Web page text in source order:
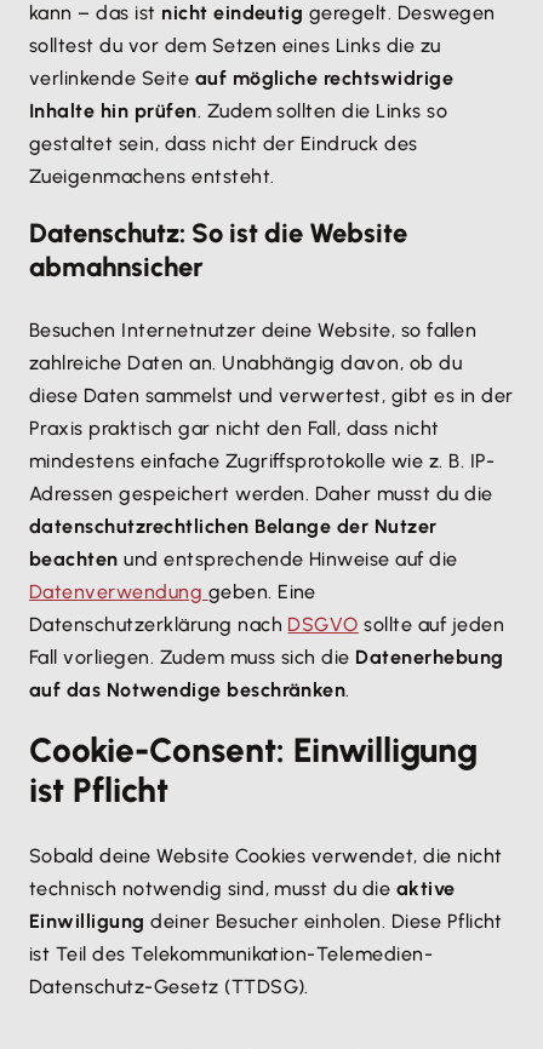
kann – das ist nicht eindeutig geregelt. Deswegen
solltest du vor dem Setzen eines Links die zu
verlinkende Seite auf mögliche rechtswidrige
Inhalte hin prüfen. Zudem sollten die Links so
gestaltet sein, dass nicht der Eindruck des
Zueigenmachens entsteht.
Datenschutz: So ist die Website
abmahnsicher
Besuchen Internetnutzer deine Website, so fallen
zahlreiche Daten an. Unabhängig davon, ob du
diese Daten sammelst und verwertest, gibt es in der
Praxis praktisch gar nicht den Fall, dass nicht
mindestens einfache Zugriffsprotokolle wie z. B. IP-
Adressen gespeichert werden. Daher musst du die
datenschutzrechtlichen Belange der Nutzer
beachten und entsprechende Hinweise auf die
Datenverwendung geben. Eine
Datenschutzerklärung nach DSGVO sollte auf jeden
Fall vorliegen. Zudem muss sich die Datenerhebung
auf das Notwendige beschränken.
Cookie-Consent: Einwilligung
ist Pflicht
Sobald deine Website Cookies verwendet, die nicht
technisch notwendig sind, musst du die aktive
Einwilligung deiner Besucher einholen. Diese Pflicht
ist Teil des Telekommunikation-Telemedien-
Datenschutz-Gesetz (TTDSG).